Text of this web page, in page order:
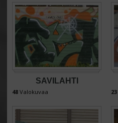
SAVILAHTI
48 Valokuvaa 23